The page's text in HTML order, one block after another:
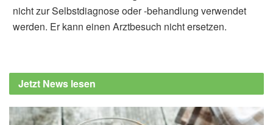
nicht zur Selbstdiagnose oder -behandlung verwendet
werden. Er kann einen Arztbesuch nicht ersetzen.
Jetzt News lesen